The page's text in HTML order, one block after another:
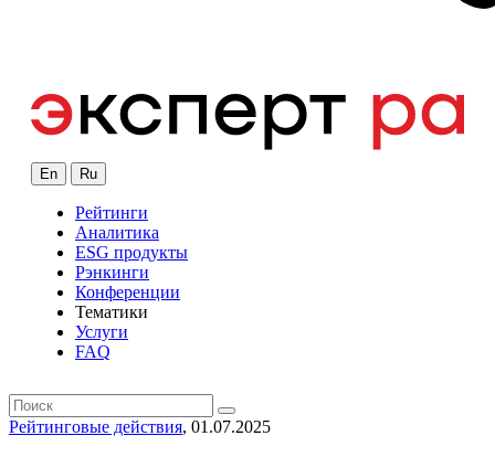
En Ru
Рейтинги
Аналитика
ESG продукты
Рэнкинги
Конференции
Тематики
Услуги
FAQ
Рейтинговые действия, 01.07.2025